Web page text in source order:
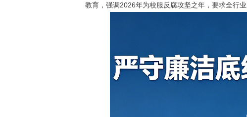
教育，强调2026年为校服反腐攻坚之年，要求全行